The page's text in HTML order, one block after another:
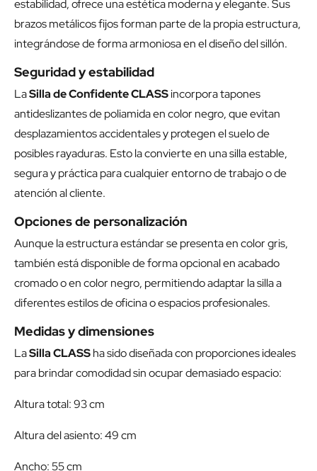
estabilidad, ofrece una estética moderna y elegante. Sus
brazos metálicos fijos forman parte de la propia estructura,
integrándose de forma armoniosa en el diseño del sillón.
Seguridad y estabilidad
LaSilla de Confidente CLASSincorpora tapones
antideslizantes de poliamida en color negro, que evitan
desplazamientos accidentales y protegen el suelo de
posibles rayaduras. Esto la convierte en una silla estable,
segura y práctica para cualquier entorno de trabajo o de
atención al cliente.
Opciones de personalización
Aunque la estructura estándar se presenta en color gris,
también está disponible de forma opcional en acabado
cromado o en color negro, permitiendo adaptar la silla a
diferentes estilos de oficina o espacios profesionales.
Medidas y dimensiones
LaSilla CLASSha sido diseñada con proporciones ideales
para brindar comodidad sin ocupar demasiado espacio:
Altura total: 93 cm
Altura del asiento: 49 cm
Ancho: 55 cm